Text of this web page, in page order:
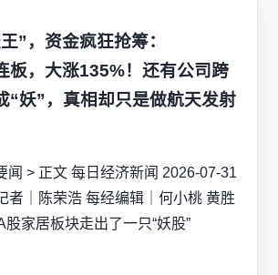
”，资金疯狂抢筹：
板，大涨135%！还有公司跨
“妖”，真相却只是做航天发射
闻 > 正文 每日经济新闻 2026-07-31
者｜陈荣浩 每经编辑｜何小桃 黄胜
家居板块走出了一只“妖股”